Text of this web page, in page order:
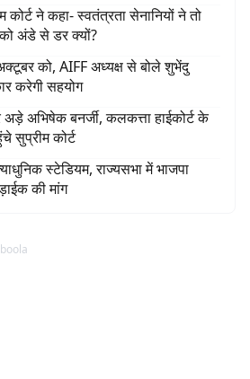
ने कहा- स्वतंत्रता सेनानियों ने तो
अंडे से डर क्यों?
को, AIFF अध्यक्ष से बोले शुभेंदु
करेगी सहयोग
अभिषेक बनर्जी, कलकत्ता हाईकोर्ट के
सुप्रीम कोर्ट
स्टेडियम, राज्यसभा में भाजपा
की मांग